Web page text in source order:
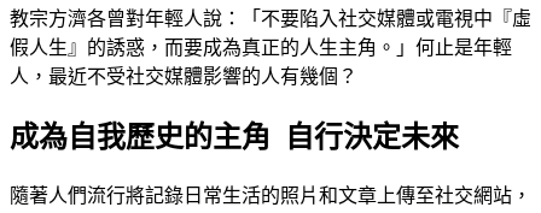
教宗方濟各曾對年輕人說：「不要陷入社交媒體或電視中『虛
假人生』的誘惑，而要成為真正的人生主角。」何止是年輕
人，最近不受社交媒體影響的人有幾個？
成為自我歷史的主角 自行決定未來
隨著人們流行將記錄日常生活的照片和文章上傳至社交網站，